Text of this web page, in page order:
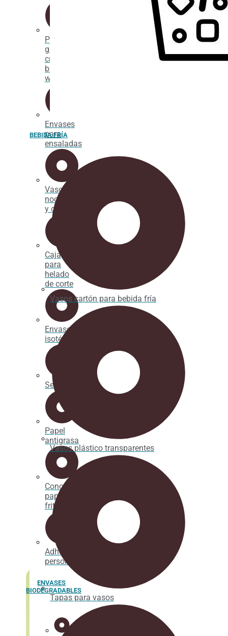
Porta
gofres,
crepes y
bubble
waffle
Envases
para
ensaladas
Vaso par
noodles
y caldos
Caja
para
helado
de corte
Envases
isotérmicos
Servilletas
Papel
antigrasa
Cono
papel
fritos
Adhesivos
personalizados
ENVASES
BIODEGRADABLES
BEBIDA FRÍA
Vasos cartón para bebida fría
Vasos plástico transparentes
Tapas para vasos